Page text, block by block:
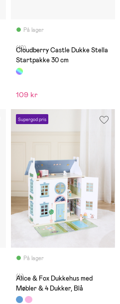
På lager
(10)
Cloudberry Castle Dukke Stella
Startpakke 30 cm
109 kr
Supergod pris
På lager
(4)
Alice & Fox Dukkehus med
Møbler & 4 Dukker, Blå